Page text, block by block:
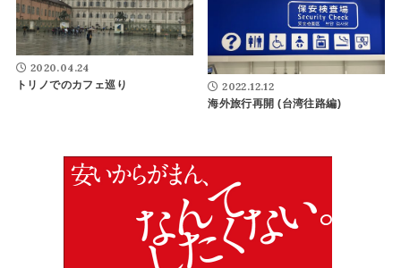
2020.04.24
トリノでのカフェ巡り 2022.12.12
海外旅行再開 (台湾往路編)